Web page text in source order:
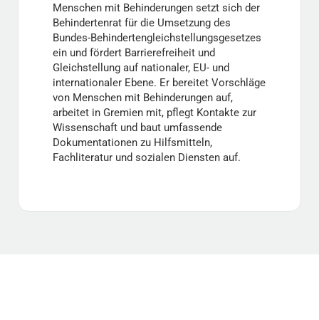
Menschen mit Behinderungen setzt sich der
Behindertenrat für die Umsetzung des
Bundes-Behindertengleichstellungsgesetzes
ein und fördert Barrierefreiheit und
Gleichstellung auf nationaler, EU- und
internationaler Ebene. Er bereitet Vorschläge
von Menschen mit Behinderungen auf,
arbeitet in Gremien mit, pflegt Kontakte zur
Wissenschaft und baut umfassende
Dokumentationen zu Hilfsmitteln,
Fachliteratur und sozialen Diensten auf.